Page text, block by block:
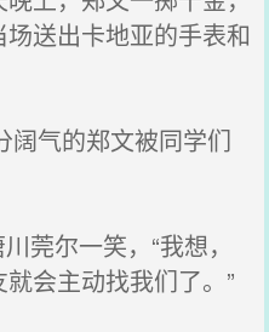
送出卡地亚的手表和
气的郑文被同学们
莞尔一笑，“我想，
会主动找我们了。”